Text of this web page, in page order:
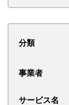
分類
事業者
サービス名